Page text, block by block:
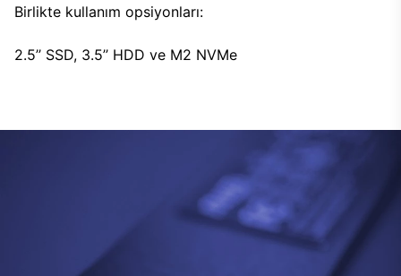
Birlikte kullanım opsiyonları:
2.5’’ SSD, 3.5’’ HDD ve M2 NVMe